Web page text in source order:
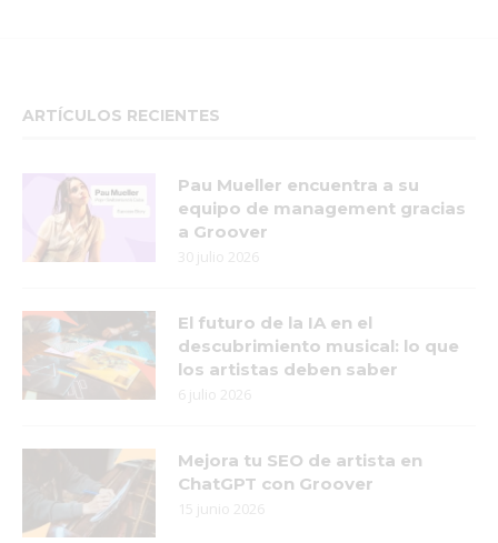
ARTÍCULOS RECIENTES
Pau Mueller encuentra a su
equipo de management gracias
a Groover
30 julio 2026
El futuro de la IA en el
descubrimiento musical: lo que
los artistas deben saber
6 julio 2026
Mejora tu SEO de artista en
ChatGPT con Groover
15 junio 2026